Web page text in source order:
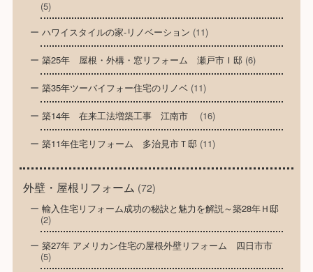
(5)
ハワイスタイルの家-リノベーション (11)
築25年 屋根・外構・窓リフォーム 瀬戸市Ｉ邸(6)
築35年ツーバイフォー住宅のリノベ(11)
築14年 在来工法増築工事 江南市 (16)
築11年住宅リフォーム 多治見市Ｔ邸(11)
外壁・屋根リフォーム (72)
輸入住宅リフォーム成功の秘訣と魅力を解説～築28年Ｈ邸
(2)
築27年 アメリカン住宅の屋根外壁リフォーム 四日市市
(5)